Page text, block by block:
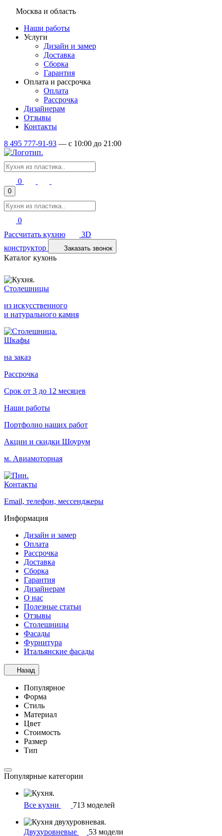
Москва и область
Наши работы
Услуги
Дизайн и замер
Доставка
Сборка
Гарантия
Оплата и рассрочка
Оплата
Рассрочка
Дизайнерам
Отзывы
Контакты
8 495 777-91-93 — c 10:00 до 21:00
0
0
0
Рассчитать кухню
3D
конструктор
Заказать звонок
Каталог кухонь
Столешницы
из искусственного
и натурального камня
Шкафы
на заказ
Рассрочка
Срок от 3 до 12 месяцев
Наши работы
Портфолио наших работ
Акции и скидки Шоурум
м. Авиамоторная
Контакты
Email, телефон, мессенджеры
Информация
Дизайн и замер
Оплата
Рассрочка
Доставка
Сборка
Гарантия
Дизайнерам
О нас
Полезные статьи
Отзывы
Столешницы
Фасады
Фурнитура
Итальянские фасады
Назад
Популярное
Форма
Стиль
Материал
Цвет
Стоимость
Размер
Тип
Популярные категории
Все кухни 713 моделей
Двухуровневые 53 модели